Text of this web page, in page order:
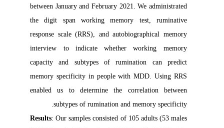
between January and February 2021. We administrated
the digit span working memory test, ruminative
response scale (RRS), and autobiographical memory
interview to indicate whether working memory
capacity and subtypes of rumination can predict
memory specificity in people with MDD. Using RRS
enabled us to determine the correlation between
subtypes of rumination and memory specificity.
Results: Our samples consisted of 105 adults (53 males